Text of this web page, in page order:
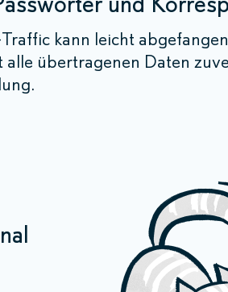
kann leicht
alle übertragenen Daten